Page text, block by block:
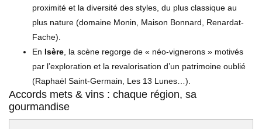
proximité et la diversité des styles, du plus classique au
plus nature (domaine Monin, Maison Bonnard, Renardat-
Fache).
En Isère , la scène regorge de « néo-vignerons » motivés
par l’exploration et la revalorisation d’un patrimoine oublié
(Raphaël Saint-Germain, Les 13 Lunes…).
Accords mets & vins : chaque région, sa
gourmandise